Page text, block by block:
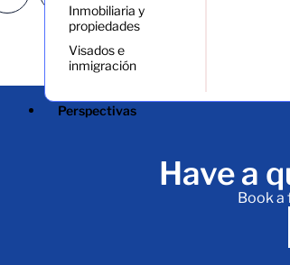
Inmobiliaria y
propiedades
Visados e
inmigración
Perspectivas
Have a
Book a